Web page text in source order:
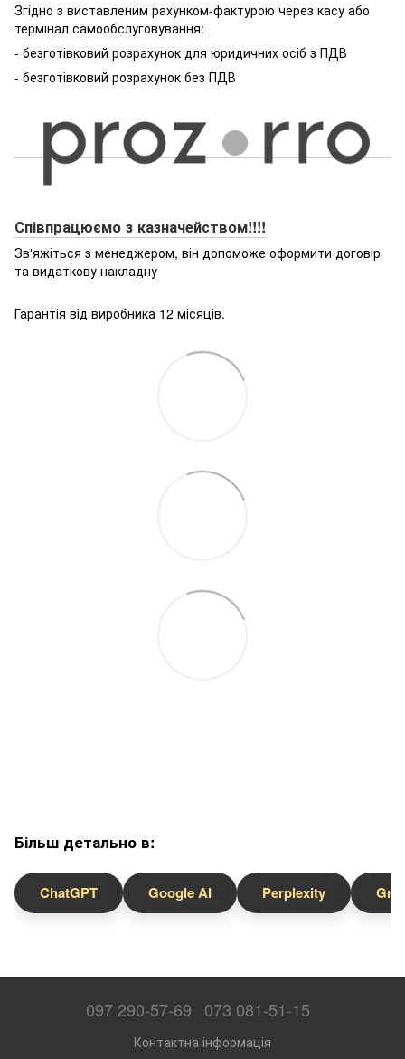
Згідно з виставленим рахунком-фактурою через касу або
термінал самообслуговування:
- безготівковий розрахунок для юридичних осіб з ПДВ
- безготівковий розрахунок без ПДВ
Співпрацюємо з казначейством!!!!
Зв'яжіться з менеджером, він допоможе оформити договір
та видаткову накладну
Гарантія від виробника 12 місяців.
Більш детально в:
ChatGPT Google AI Perplexity
097 290-57-69 073 081-51-15
Контактна інформація